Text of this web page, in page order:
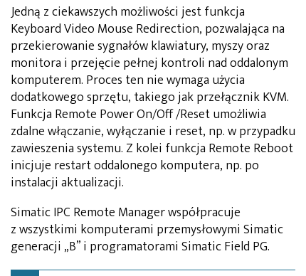
Jedną z ciekawszych możliwości jest funkcja
Keyboard Video Mouse Redirection, pozwalająca na
przekierowanie sygnałów klawiatury, myszy oraz
monitora i przejęcie pełnej kontroli nad oddalonym
komputerem. Proces ten nie wymaga użycia
dodatkowego sprzętu, takiego jak przełącznik KVM.
Funkcja Remote Power On/Off /Reset umożliwia
zdalne włączanie, wyłączanie i reset, np. w przypadku
zawieszenia systemu. Z kolei funkcja Remote Reboot
inicjuje restart oddalonego komputera, np. po
instalacji aktualizacji.
Simatic IPC Remote Manager współpracuje
z wszystkimi komputerami przemysłowymi Simatic
generacji „B” i programatorami Simatic Field PG.